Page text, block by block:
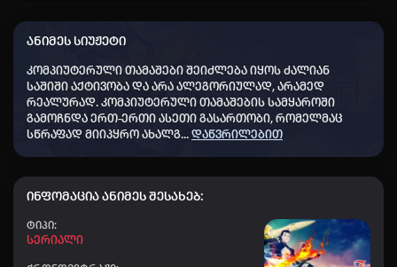
👤 Dato chitrekashvili +40 08:02
👤 Elisa +20
👤 Nodari-nodari +20
👤 Nika papava_277
👤 ZUKT777 +50 22:16
👤 Maverick +20 21:30
ანიმეს სიუჟეტი
კომპიუტერული თამაშები შეიძლება იყოს ძალიან
საშიში აქტივობა და არა ალეგორიულად, არამედ
რეალურად. კომპიუტერული თამაშების სამყაროში
გამოჩნდა ერთ-ერთი ასეთი გასართობი, რომელმაც
სწრაფად მიიპყრო ახალგ... დაწვრილებით
ინფომაცია ანიმეს შესახებ:
Ტიპი:
Სერიალი